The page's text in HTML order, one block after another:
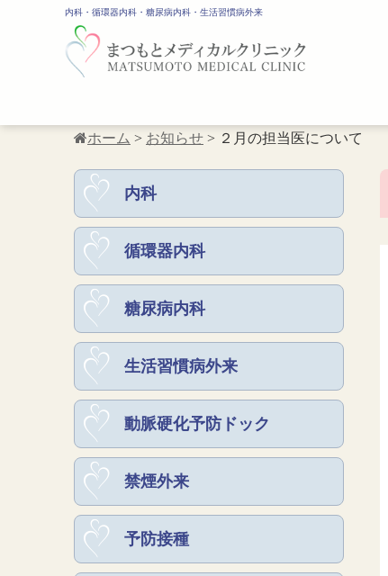
内科・循環器内科・糖尿病内科・生活習慣病外来
ホーム > お知らせ > ２月の担当医について
内科
循環器内科
糖尿病内科
生活習慣病外来
動脈硬化予防ドック
禁煙外来
予防接種